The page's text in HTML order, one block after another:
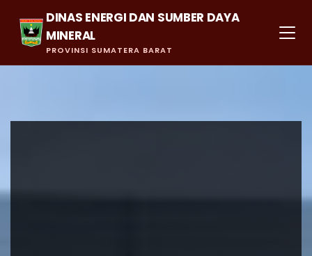
DINAS ENERGI DAN SUMBER DAYA
MINERAL
PROVINSI SUMATERA BARAT